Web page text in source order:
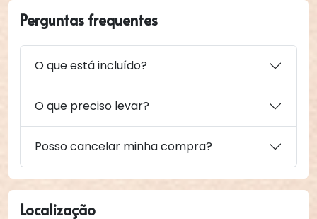
Perguntas frequentes
O que está incluído?
O que preciso levar?
Posso cancelar minha compra?
Localização